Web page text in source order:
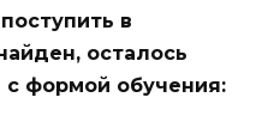
в
осталось
с формой обучения: